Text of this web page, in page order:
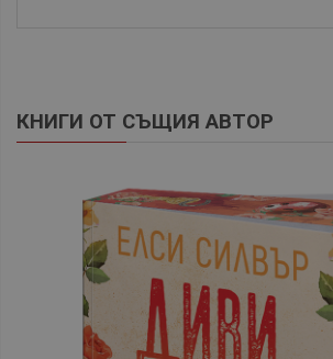
КНИГИ ОТ СЪЩИЯ АВТОР